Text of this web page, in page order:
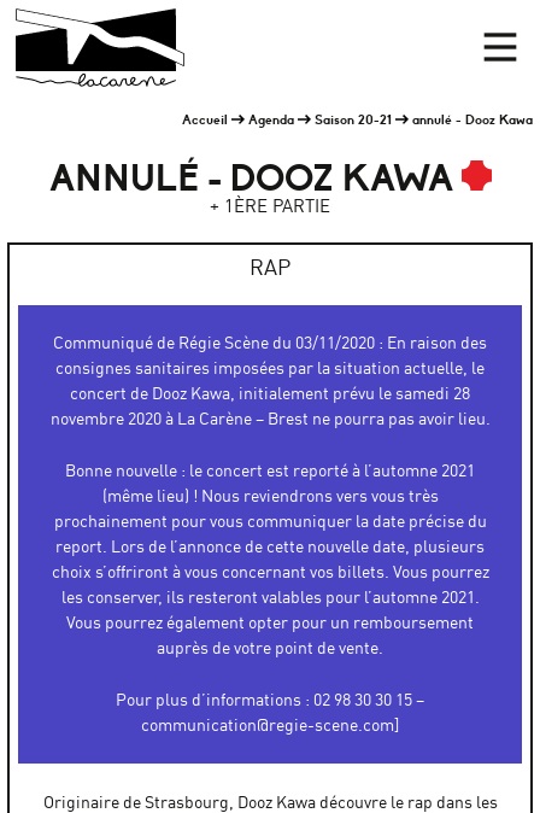
Panneau de gestion des cookies
Accueil
Menu
Accueil Agenda Saison 20-21 annulé - Dooz Kawa
ANNULÉ - DOOZ KAWA
+ 1ÈRE PARTIE
RAP
Communiqué de Régie Scène du 03/11/2020 : En raison des
consignes sanitaires imposées par la situation actuelle, le
concert de Dooz Kawa, initialement prévu le samedi 28
novembre 2020 à La Carène – Brest ne pourra pas avoir lieu.
Bonne nouvelle : le concert est reporté à l’automne 2021
(même lieu) ! Nous reviendrons vers vous très
prochainement pour vous communiquer la date précise du
report. Lors de l’annonce de cette nouvelle date, plusieurs
choix s’offriront à vous concernant vos billets. Vous pourrez
les conserver, ils resteront valables pour l’automne 2021.
Vous pourrez également opter pour un remboursement
auprès de votre point de vente.
Pour plus d’informations : 02 98 30 30 15 –
communication@regie-scene.com]
Originaire de Strasbourg, Dooz Kawa découvre le rap dans les